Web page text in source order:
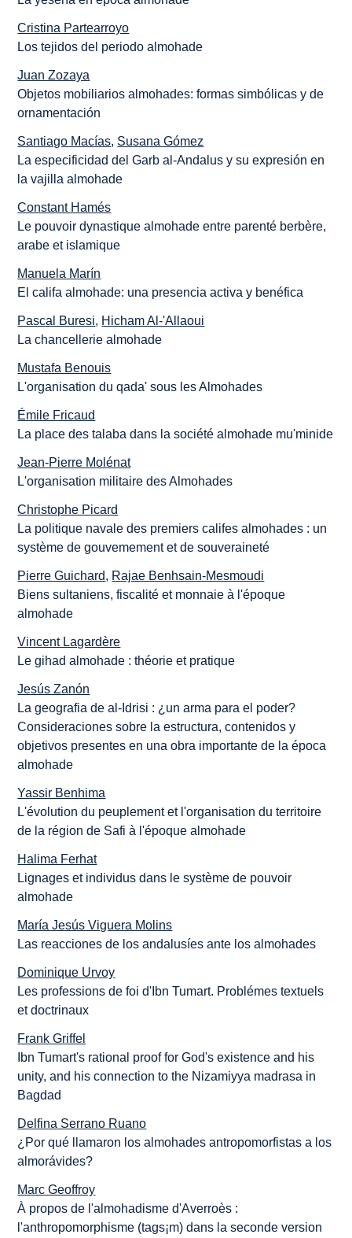
Cristina Partearroyo
Los tejidos del periodo almohade
Juan Zozaya
Objetos mobiliarios almohades: formas simbólicas y de
ornamentación
Santiago Macías, Susana Gómez
La especificidad del Garb al-Andalus y su expresión en
la vajilla almohade
Constant Hamés
Le pouvoir dynastique almohade entre parenté berbère,
arabe et islamique
Manuela Marín
El califa almohade: una presencia activa y benéfica
Pascal Buresi, Hicham Al-'Allaoui
La chancellerie almohade
Mustafa Benouis
L'organisation du qada' sous les Almohades
Émile Fricaud
La place des talaba dans la société almohade mu'minide
Jean-Pierre Molénat
L'organisation militaire des Almohades
Christophe Picard
La politique navale des premiers califes almohades : un
système de gouvemement et de souveraineté
Pierre Guichard, Rajae Benhsain-Mesmoudi
Biens sultaniens, fiscalité et monnaie à l'époque
almohade
Vincent Lagardère
Le gihad almohade : théorie et pratique
Jesús Zanón
La geografia de al-Idrisi : ¿un arma para el poder?
Consideraciones sobre la estructura, contenidos y
objetivos presentes en una obra importante de la época
almohade
Yassir Benhima
L'évolution du peuplement et l'organisation du territoire
de la région de Safi à l'époque almohade
Halima Ferhat
Lignages et individus dans le système de pouvoir
almohade
María Jesús Viguera Molins
Las reacciones de los andalusíes ante los almohades
Dominique Urvoy
Les professions de foi d'Ibn Tumart. Problémes textuels
et doctrinaux
Frank Griffel
Ibn Tumart's rational proof for God's existence and his
unity, and his connection to the Nizamiyya madrasa in
Bagdad
Delfina Serrano Ruano
¿Por qué llamaron los almohades antropomorfistas a los
almorávides?
Marc Geoffroy
À propos de l'almohadisme d'Averroès :
l'anthropomorphisme (tags¡m) dans la seconde version